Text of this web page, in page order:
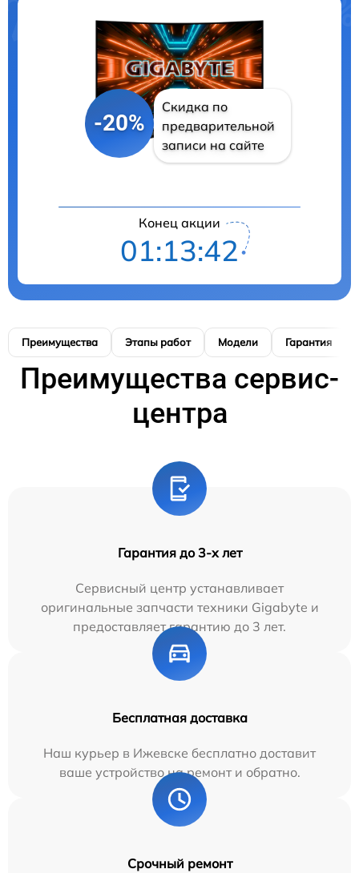
-20%
Скидка по
предварительной
записи на сайте
Конец акции
01:13:41
Преимущества Этапы работ Модели Гарантия
Преимущества сервис-
центра
Гарантия до 3-х лет
Сервисный центр устанавливает
оригинальные запчасти техники Gigabyte и
предоставляет гарантию до 3 лет.
Бесплатная доставка
Наш курьер в Ижевске бесплатно доставит
ваше устройство на ремонт и обратно.
Срочный ремонт